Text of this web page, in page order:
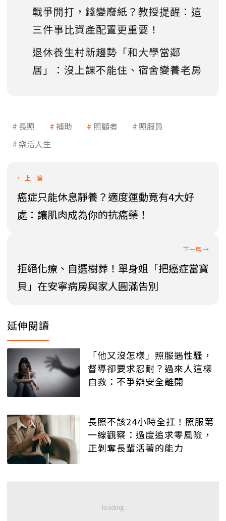
戰爭開打，錢變廢紙？教授提醒：這
三件事比資產配置更重要！
退休養生村新趨勢「和大學當鄰
居」：沒上課不能住、宿舍變養老房
長照 補助 照顧者
照服員
樂活人生
癌症只能休息靜養？適度運動竟有4大好
處：讓肌肉成為你的抗癌藥！
拒絕化療、自選樹葬！單身姐「把癌症當寶
貝」在安寧病房與家人圓滿告別
延伸閱讀
「他又沒怎樣」照服遇性騷，
督導卻要求忍耐？過來人這樣
自救：不爭辯安全離開
長照不該24小時全扛！照服第
一線觀察：過度追求零風險，
正剝奪長輩活著的能力